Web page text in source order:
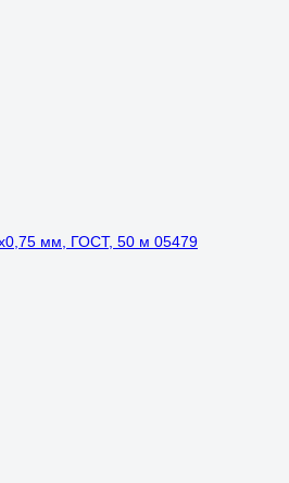
мм, ГОСТ, 50 м 05479